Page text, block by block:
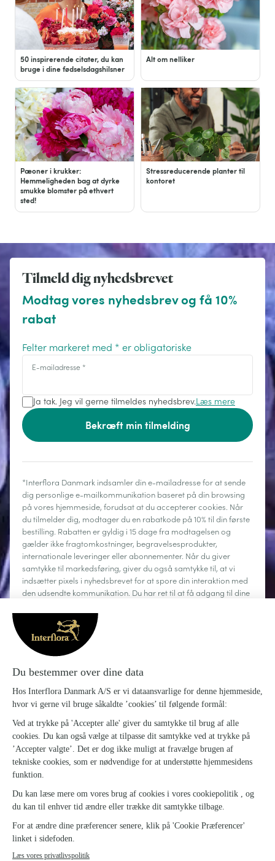
50 inspirerende citater, du kan
bruge i dine fødselsdagshilsner
Alt om nelliker
Pæoner i krukker:
Hemmeligheden bag at dyrke
smukke blomster på ethvert
sted!
Stressreducerende planter til
kontoret
Tilmeld dig nyhedsbrevet
Modtag vores nyhedsbrev og få 10%
rabat
Felter markeret med * er obligatoriske
E-mailadresse *
Ja tak. Jeg vil gerne tilmeldes nyhedsbrev.Læs mere
Bekræft min tilmelding
*Interflora Danmark indsamler din e-mailadresse for at sende
dig personlige e-mailkommunikation baseret på din browsing
på vores hjemmeside, forudsat at du accepterer cookies. Når
du tilmelder dig, modtager du en rabatkode på 10% til din første
bestilling. Rabatten er gyldig i 15 dage fra modtagelsen og
gælder ikke fragtomkostninger, begravelsesprodukter,
internationale leveringer eller abonnementer. Når du giver
samtykke til markedsføring, giver du også samtykke til, at vi
indsætter pixels i nyhedsbrevet for at spore din interaktion med
den udsendte kommunikation. Du har ret til at få adgang til dine
behandlingen og gøre brug af din ret til dataportabilitet. Du kan
til enhver tid afmelde dig.
Om Interflora
Sig det med blomster
Kundeservice